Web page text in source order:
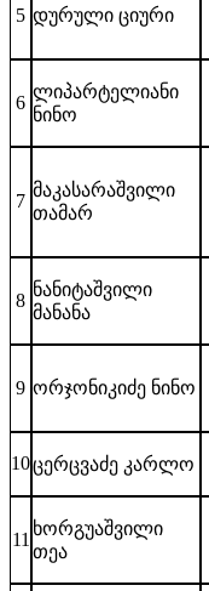
5 დურული ციური
6
ლიპარტელიანი
ნინო
7
მაკასარაშვილი
თამარ
8
ნანიტაშვილი
მანანა
9 ორჯონიკიძე ნინო
10ცერცვაძე კარლო
11
ხორგუაშვილი
თეა